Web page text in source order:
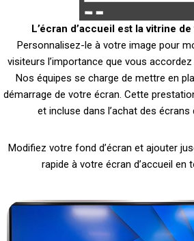
L’écran d’accueil est la vitrine
Personnalisez-le à votre image pour
visiteurs l’importance que vous
Nos équipes se charge de mettre en
démarrage de votre écran. Cette
et incluse dans l’achat des
Modifiez votre fond d’écran et ajouter
rapide à votre écran d’accueil en